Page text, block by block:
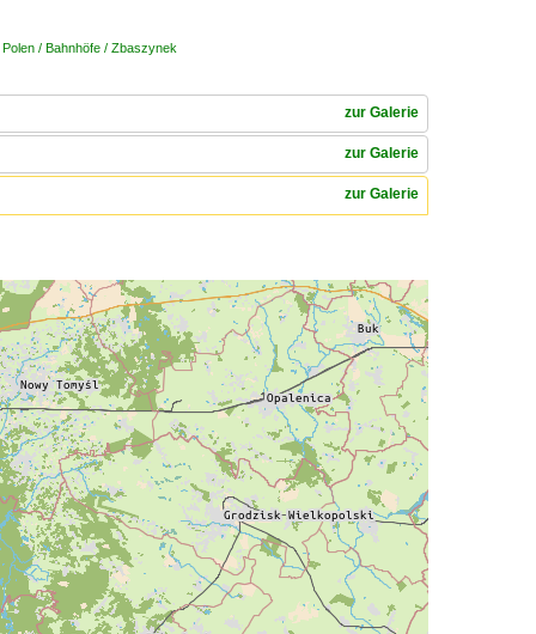
Polen / Bahnhöfe / Zbaszynek
zur Galerie
zur Galerie
zur Galerie